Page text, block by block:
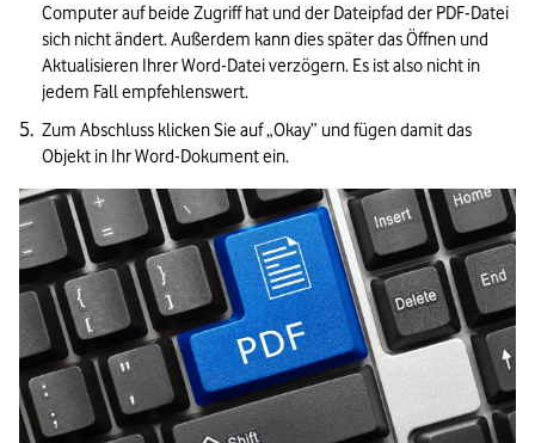
Computer auf beide Zugriff hat und der Dateipfad der PDF-Datei
sich nicht ändert. Außerdem kann dies später das Öffnen und
Aktualisieren Ihrer Word-Datei verzögern. Es ist also nicht in
jedem Fall empfehlenswert.
Zum Abschluss klicken Sie auf „Okay” und fügen damit das
Objekt in Ihr Word-Dokument ein.